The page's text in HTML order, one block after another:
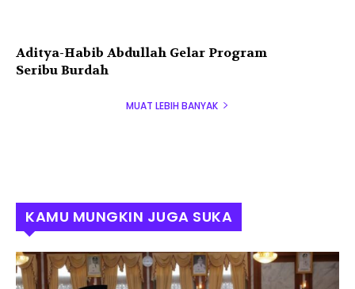
Aditya-Habib Abdullah Gelar Program
Seribu Burdah
MUAT LEBIH BANYAK
KAMU MUNGKIN JUGA SUKA